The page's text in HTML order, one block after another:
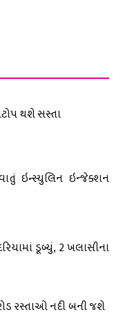
થશે સસ્તા
ઇન્સ્યુલિન ઇન્જેક્શન
ડૂબ્યું, 2 ખલાસીના
રસ્તાઓ નદી બની જશે